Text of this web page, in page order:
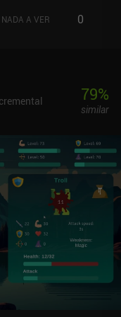
tocar novamente para
automaticamente
entrarem no
de inimigos mais
Idle Adventure de
nenhum item é
estar on-line.
para me manter
entre um MMORPG
todos.
e por uma
guardar mais
NADA A VER 0
79%
similar